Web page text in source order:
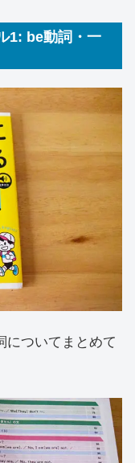
1: be動詞・一
についてまとめて